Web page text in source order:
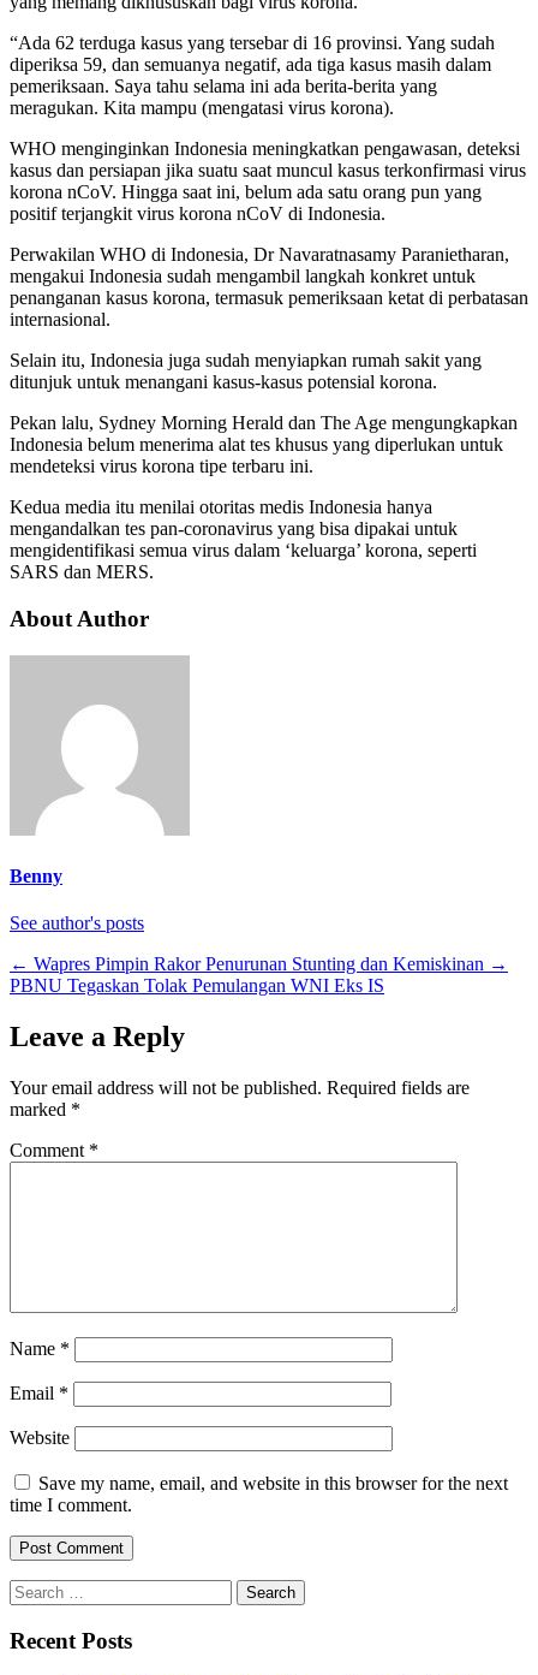
“Ada 62 terduga kasus yang tersebar di 16 provinsi. Yang sudah
diperiksa 59, dan semuanya negatif, ada tiga kasus masih dalam
pemeriksaan. Saya tahu selama ini ada berita-berita yang
meragukan. Kita mampu (mengatasi virus korona).
WHO menginginkan Indonesia meningkatkan pengawasan, deteksi
kasus dan persiapan jika suatu saat muncul kasus terkonfirmasi virus
korona nCoV. Hingga saat ini, belum ada satu orang pun yang
positif terjangkit virus korona nCoV di Indonesia.
Perwakilan WHO di Indonesia, Dr Navaratnasamy Paranietharan,
mengakui Indonesia sudah mengambil langkah konkret untuk
penanganan kasus korona, termasuk pemeriksaan ketat di perbatasan
internasional.
Selain itu, Indonesia juga sudah menyiapkan rumah sakit yang
ditunjuk untuk menangani kasus-kasus potensial korona.
Pekan lalu, Sydney Morning Herald dan The Age mengungkapkan
Indonesia belum menerima alat tes khusus yang diperlukan untuk
mendeteksi virus korona tipe terbaru ini.
Kedua media itu menilai otoritas medis Indonesia hanya
mengandalkan tes pan-coronavirus yang bisa dipakai untuk
mengidentifikasi semua virus dalam ‘keluarga’ korona, seperti
SARS dan MERS.
About Author
Benny
See author's posts
← Wapres Pimpin Rakor Penurunan Stunting dan Kemiskinan →
PBNU Tegaskan Tolak Pemulangan WNI Eks IS
Leave a Reply
Your email address will not be published. Required fields are
marked *
Comment *
Name *
Email *
Website
Save my name, email, and website in this browser for the next
time I comment.
Search
for:
Recent Posts